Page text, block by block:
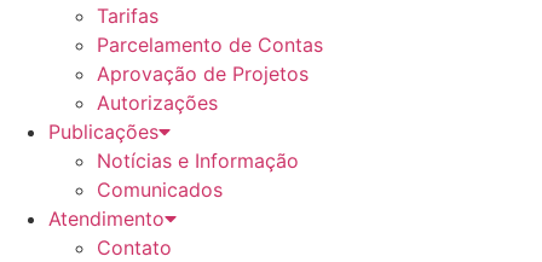
Tarifas
Parcelamento de Contas
Aprovação de Projetos
Autorizações
Publicações
Notícias e Informação
Comunicados
Atendimento
Contato